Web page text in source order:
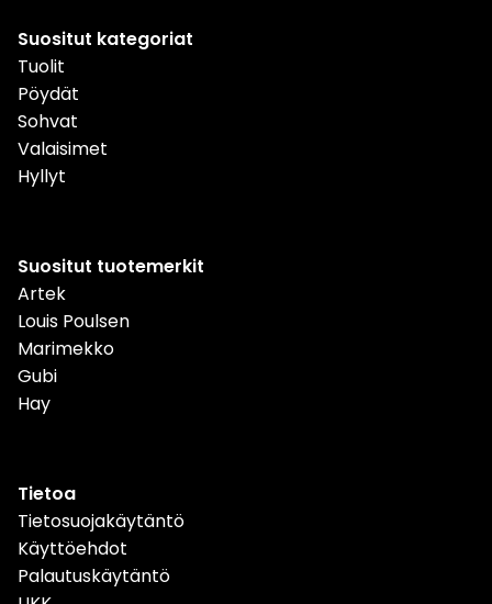
Suositut kategoriat
Tuolit
Pöydät
Sohvat
Valaisimet
Hyllyt
Suositut tuotemerkit
Artek
Louis Poulsen
Marimekko
Gubi
Hay
Tietoa
Tietosuojakäytäntö
Käyttöehdot
Palautuskäytäntö